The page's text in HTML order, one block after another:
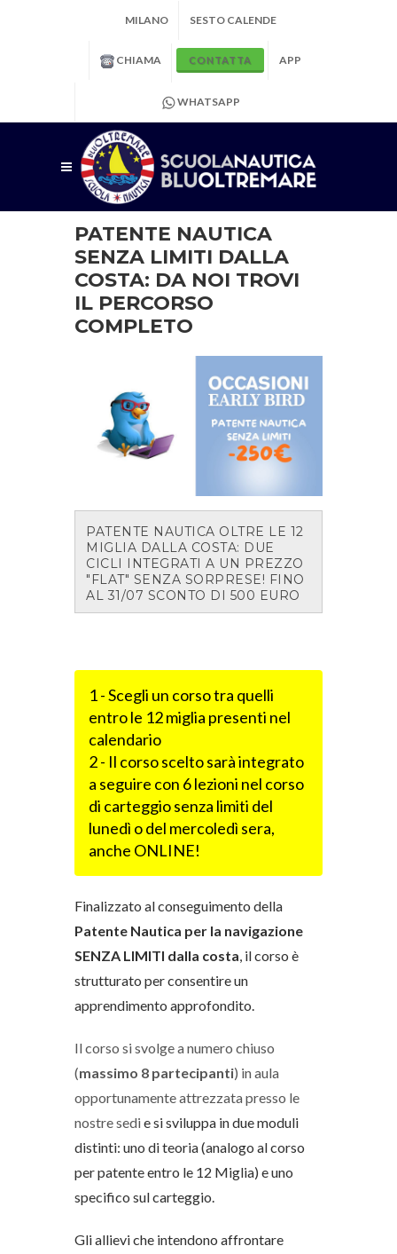
MILANO SESTO CALENDE
CHIAMA CONTATTA APP
WHATSAPP
PATENTE NAUTICA
SENZA LIMITI DALLA
COSTA: DA NOI TROVI
IL PERCORSO
COMPLETO
PATENTE NAUTICA OLTRE LE 12
MIGLIA DALLA COSTA: DUE
CICLI INTEGRATI A UN PREZZO
"FLAT" SENZA SORPRESE! FINO
AL 31/07 SCONTO DI 500 EURO
1 - Scegli un corso tra quelli
entro le 12 miglia presenti nel
calendario
2 - Il corso scelto sarà integrato
a seguire con 6 lezioni nel corso
di carteggio senza limiti del
lunedì o del mercoledì sera,
anche ONLINE!
Finalizzato al conseguimento della
Patente Nautica per la navigazione
SENZA LIMITI dalla costa il corso è
strutturato per consentire un
apprendimento approfondito.
Il corso si svolge a numero chiuso
(massimo 8 partecipanti) in aula
opportunamente attrezzata presso le
nostre sedie si sviluppa in due moduli
distinti: uno di teoria (analogo al corso
per patente entro le 12 Miglia) e uno
specifico sul carteggio.
Gli allievi che intendono affrontare